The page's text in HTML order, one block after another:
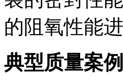
的阻氧性能
典型质量案例